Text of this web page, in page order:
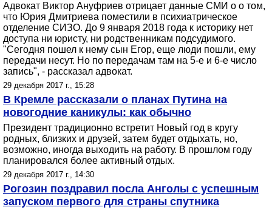
Адвокат Виктор Ануфриев отрицает данные СМИ о о том,
что Юрия Дмитриева поместили в психиатрическое
отделение СИЗО. До 9 января 2018 года к историку нет
доступа ни юристу, ни родственникам подсудимого.
"Сегодня пошел к нему сын Егор, еще люди пошли, ему
передачи несут. Но по передачам там на 5-е и 6-е число
запись", - рассказал адвокат.
29 декабря 2017 г., 15:28
В Кремле рассказали о планах Путина на
новогодние каникулы: как обычно
Президент традиционно встретит Новый год в кругу
родных, близких и друзей, затем будет отдыхать, но,
возможно, иногда выходить на работу. В прошлом году
планировался более активный отдых.
29 декабря 2017 г., 14:30
Рогозин поздравил посла Анголы с успешным
запуском первого для страны спутника